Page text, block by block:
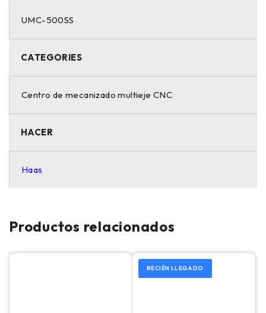
UMC-500SS
CATEGORIES
Centro de mecanizado multieje CNC
HACER
Haas
Productos relacionados
RECIÉN LLEGADO